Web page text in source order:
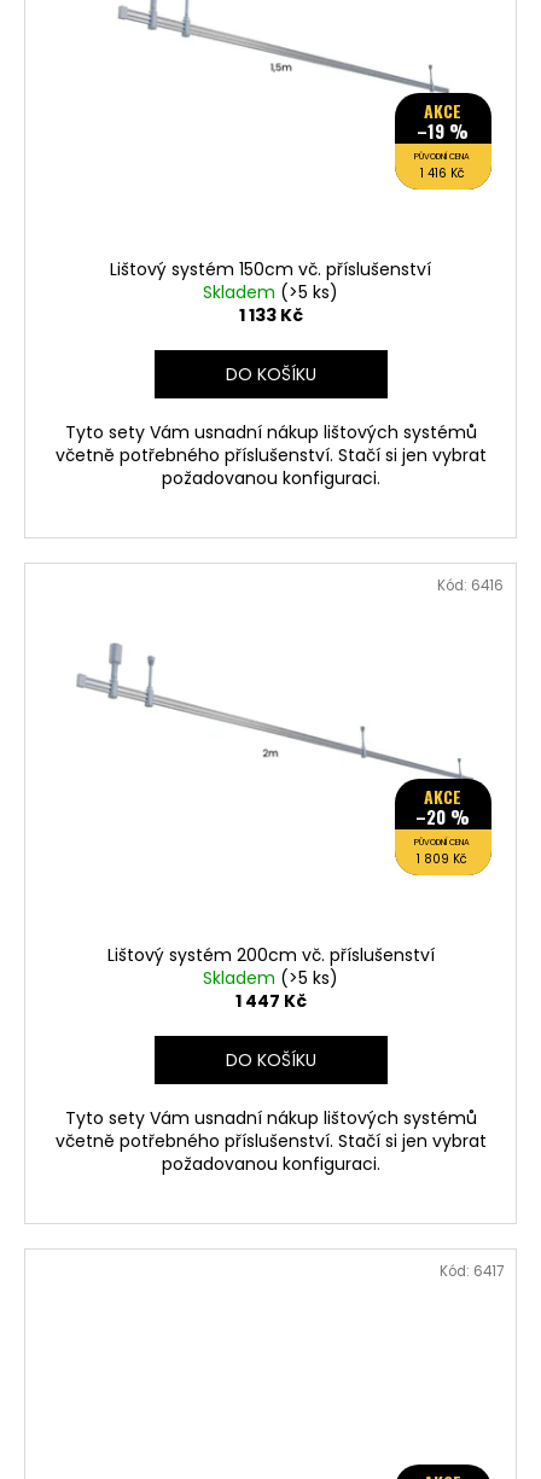
AKCE
–19 %
PŮVODNÍ CENA
1 416 Kč
Lištový systém 150cm vč. příslušenství
Skladem (>5 ks)
1 133 Kč
DO KOŠÍKU
Tyto sety Vám usnadní nákup lištových systémů
včetně potřebného příslušenství. Stačí si jen vybrat
požadovanou konfiguraci.
AKCE
–20 %
PŮVODNÍ CENA
1 809 Kč
Lištový systém 200cm vč. příslušenství
Skladem (>5 ks)
1 447 Kč
DO KOŠÍKU
Tyto sety Vám usnadní nákup lištových systémů
včetně potřebného příslušenství. Stačí si jen vybrat
požadovanou konfiguraci.
Kód: 6416
Kód: 6417